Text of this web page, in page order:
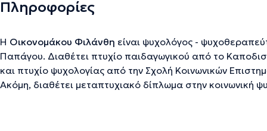
Πληροφορίες
Η Οικονομάκου Φιλάνθη είναι ψυχολόγος -
Παπάγου. Διαθέτει πτυχίο παιδαγωγικού από το
και πτυχίο ψυχολογίας από την Σχολή Κοινωνικών
Ακόμη, διαθέτει μεταπτυχιακό δίπλωμα στην κοινωνική